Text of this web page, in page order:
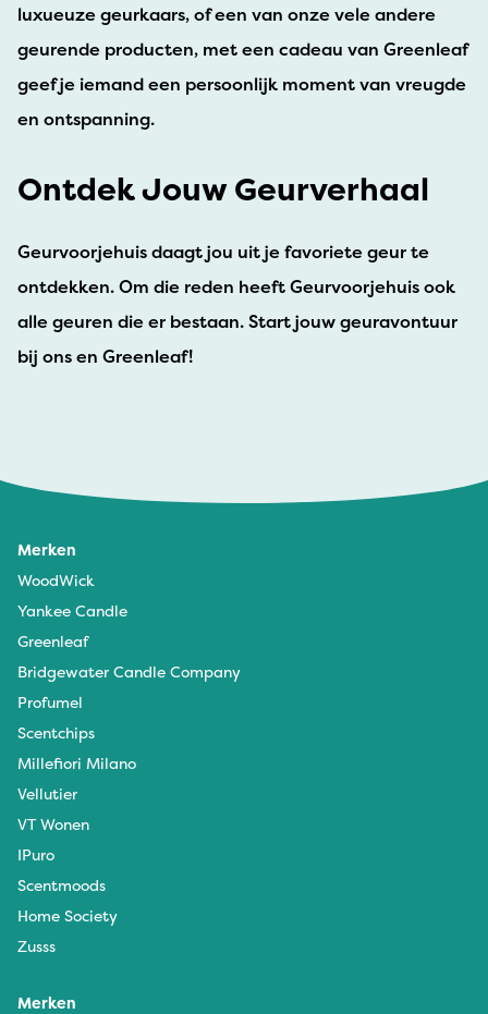
luxueuze geurkaars, of een van onze vele andere
geurende producten, met een cadeau van Greenleaf
geef je iemand een persoonlijk moment van vreugde
en ontspanning.
Ontdek Jouw Geurverhaal
Geurvoorjehuis daagt jou uit je favoriete geur te
ontdekken. Om die reden heeft Geurvoorjehuis ook
alle geuren die er bestaan. Start jouw geuravontuur
bij ons en Greenleaf!
Merken
WoodWick
Yankee Candle
Greenleaf
Bridgewater Candle Company
Profumel
Scentchips
Millefiori Milano
Vellutier
VT Wonen
IPuro
Scentmoods
Home Society
Zusss
Merken